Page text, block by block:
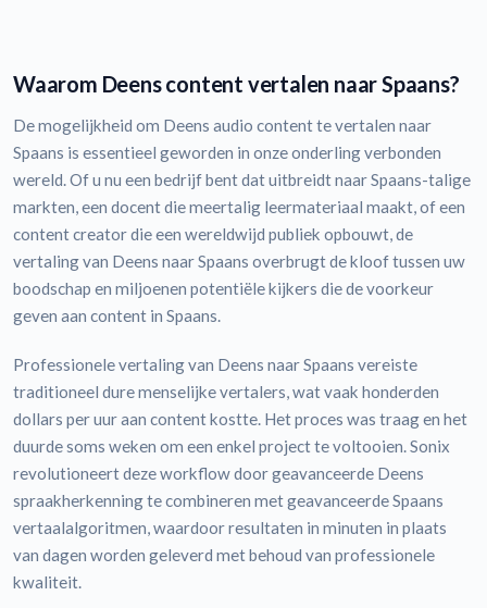
Waarom Deens content vertalen naar Spaans?
De mogelijkheid om Deens audio content te vertalen naar
Spaans is essentieel geworden in onze onderling verbonden
wereld. Of u nu een bedrijf bent dat uitbreidt naar Spaans-talige
markten, een docent die meertalig leermateriaal maakt, of een
content creator die een wereldwijd publiek opbouwt, de
vertaling van Deens naar Spaans overbrugt de kloof tussen uw
boodschap en miljoenen potentiële kijkers die de voorkeur
geven aan content in Spaans.
Professionele vertaling van Deens naar Spaans vereiste
traditioneel dure menselijke vertalers, wat vaak honderden
dollars per uur aan content kostte. Het proces was traag en het
duurde soms weken om een enkel project te voltooien. Sonix
revolutioneert deze workflow door geavanceerde Deens
spraakherkenning te combineren met geavanceerde Spaans
vertaalalgoritmen, waardoor resultaten in minuten in plaats
van dagen worden geleverd met behoud van professionele
kwaliteit.